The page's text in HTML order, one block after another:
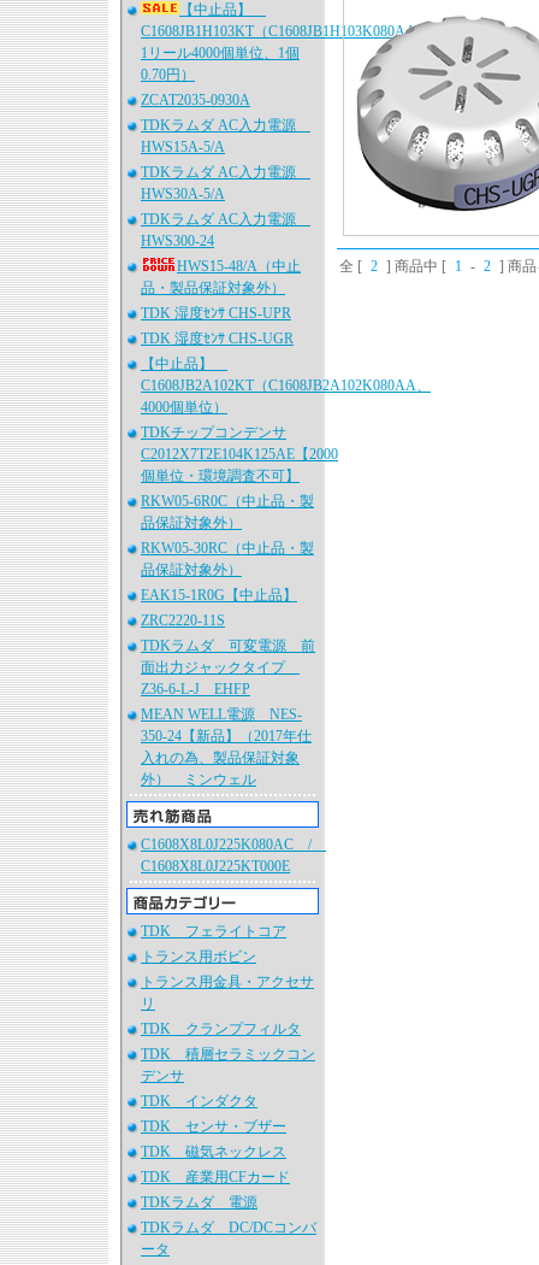
【中止品】
C1608JB1H103KT（C1608JB1H103K080AA、
1リール4000個単位、1個
0.70円）
ZCAT2035-0930A
TDKラムダ AC入力電源
HWS15A-5/A
TDKラムダ AC入力電源
HWS30A-5/A
TDKラムダ AC入力電源
HWS300-24
HWS15-48/A（中止
品・製品保証対象外）
TDK 湿度ｾﾝｻ CHS-UPR
TDK 湿度ｾﾝｻ CHS-UGR
【中止品】
C1608JB2A102KT（C1608JB2A102K080AA、
4000個単位）
TDKチップコンデンサ
C2012X7T2E104K125AE【2000
個単位・環境調査不可】
RKW05-6R0C（中止品・製
品保証対象外）
RKW05-30RC（中止品・製
品保証対象外）
EAK15-1R0G【中止品】
ZRC2220-11S
TDKラムダ 可変電源 前
面出力ジャックタイプ
Z36-6-L-J EHFP
MEAN WELL電源 NES-
350-24【新品】（2017年仕
入れの為、製品保証対象
外） ミンウェル
C1608X8L0J225K080AC /
C1608X8L0J225KT000E
TDK フェライトコア
トランス用ボビン
トランス用金具・アクセサ
リ
TDK クランプフィルタ
TDK 積層セラミックコン
デンサ
TDK インダクタ
TDK センサ・ブザー
TDK 磁気ネックレス
TDK 産業用CFカード
TDKラムダ 電源
TDKラムダ DC/DCコンバ
ータ
全 [ 2 ] 商品中 [ 1 - 2 ] 商